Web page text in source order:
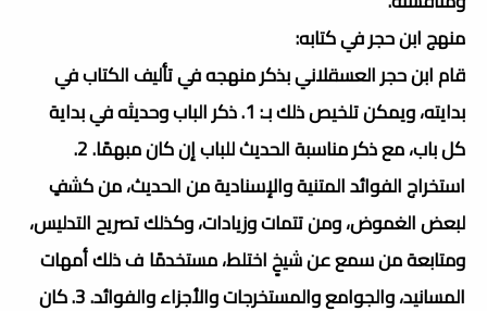
منهج ابن حجر في كتابه:
قام ابن حجر العسقلاني بذكر منهجه في تأليف الكتاب في
بدايته، ويمكن تلخيص ذلك بـ: 1. ذكر الباب وحديثه في بداية
كل باب، مع ذكر مناسبة الحديث للباب إن كان مبهمًا. 2.
استخراج الفوائد المتنية والإسنادية من الحديث، من كشفٍ
لبعض الغموض، ومن تتمات وزيادات، وكذلك تصريح التدليس،
ومتابعة من سمع عن شيخٍ اختلط، مستخدمًا ف ذلك أمهات
المسانيد، والجوامع والمستخرجات والأجزاء والفوائد. 3. كان